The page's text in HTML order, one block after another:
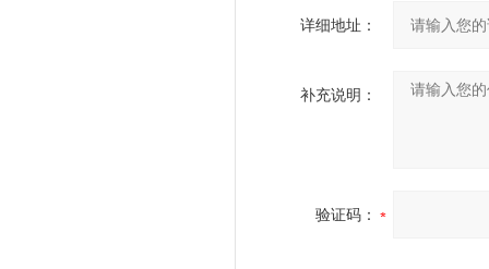
详细地址：
补充说明：
验证码：